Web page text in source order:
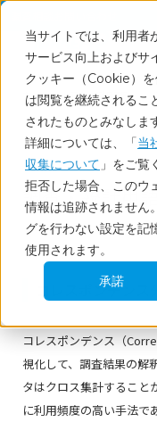
当サイトでは、利用者
サービス向上およびサ
クッキー（Cookie）
は閲覧を継続されるこ
されたものとみなしま
詳細については、「当
収集について 」をご覧
拒否した場合、このウ
情報は追跡されません
グを行わない設定を記
使用されます。
承諾
ホーム 調査・統計用語集
Glossary
調査・統計用
コレスポンデンス
コレスポンデンス（
視化して、調査結果の解
タはクロス集計すること
に利用頻度の高い手法で